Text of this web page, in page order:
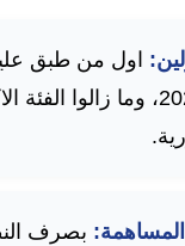
اول من طبق
منذ نوفمبر 2020، وما زالوا
بصرف